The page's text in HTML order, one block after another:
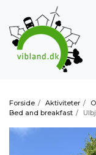
Forside / Aktiviteter /
Bed and breakfast /